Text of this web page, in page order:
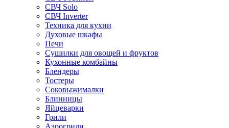
СВЧ Solo
СВЧ Inverter
Техника для кухни
Духовые шкафы
Печи
Сушилки для овощей и фруктов
Кухонные комбайны
Блендеры
Тостеры
Соковыжималки
Блинницы
Яйцеварки
Грили
Аэрогрили